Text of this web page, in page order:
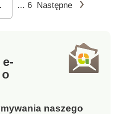
... 6 Następne
naszego